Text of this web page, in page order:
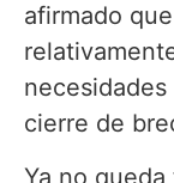
afirmado
cierre de
Ya no